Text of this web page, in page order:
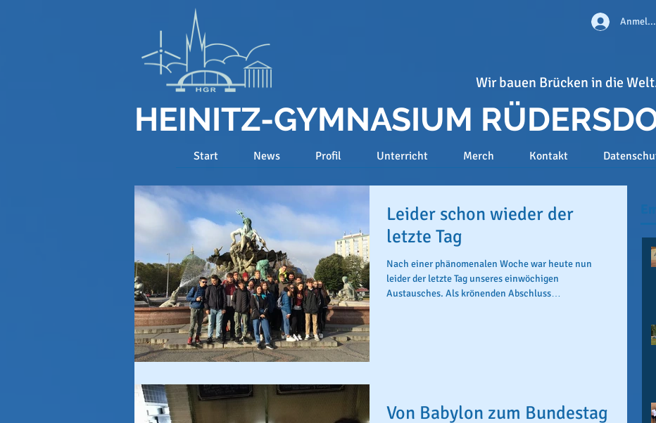
Anmelden
Wir bauen Brücken in die
HEINITZ-GYMNASIUM
Start News Profil Unterricht Merch Kontakt
Leider schon wieder der
letzte Tag
Nach einer phänomenalen Woche war heute nun
leider der letzte Tag unseres einwöchigen
Austausches. Als krönenden Abschluss
Von Babylon zum Bundestag